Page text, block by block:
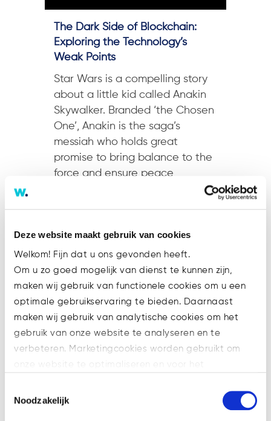
Deze website maakt gebruik van cookies
Welkom! Fijn dat u ons gevonden heeft.
Om u zo goed mogelijk van dienst te kunnen zijn,
maken wij gebruik van functionele cookies om u een
optimale gebruikservaring te bieden. Daarnaast
maken wij gebruik van analytische cookies om het
gebruik van onze website te analyseren en te
verbeteren. Marketingcookies worden gebruikt om
Welke cookies wij gebruiken, ziet u in de cookiebalk
hieronder. Mocht u meer informatie willen over onze
Noodzakelijk
The Dark Side of Blockchain:
Exploring the Technology’s
Weak Points
Star Wars is a compelling story
about a little kid called Anakin
Skywalker. Branded ‘the Chosen
One’, Anakin is the saga’s
messiah who holds great
promise to bring balance to the
force and ensure peace
throughout the galaxy. (SPOILER
Recent Posts
werknemers gaan mee bij overgang